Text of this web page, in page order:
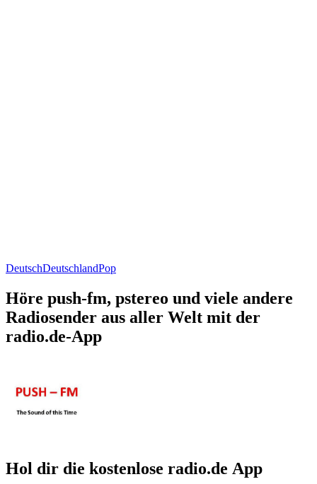
DeutschDeutschlandPop
Höre push-fm, pstereo und viele andere
Radiosender aus aller Welt mit der
radio.de-App
Hol dir die kostenlose radio.de App